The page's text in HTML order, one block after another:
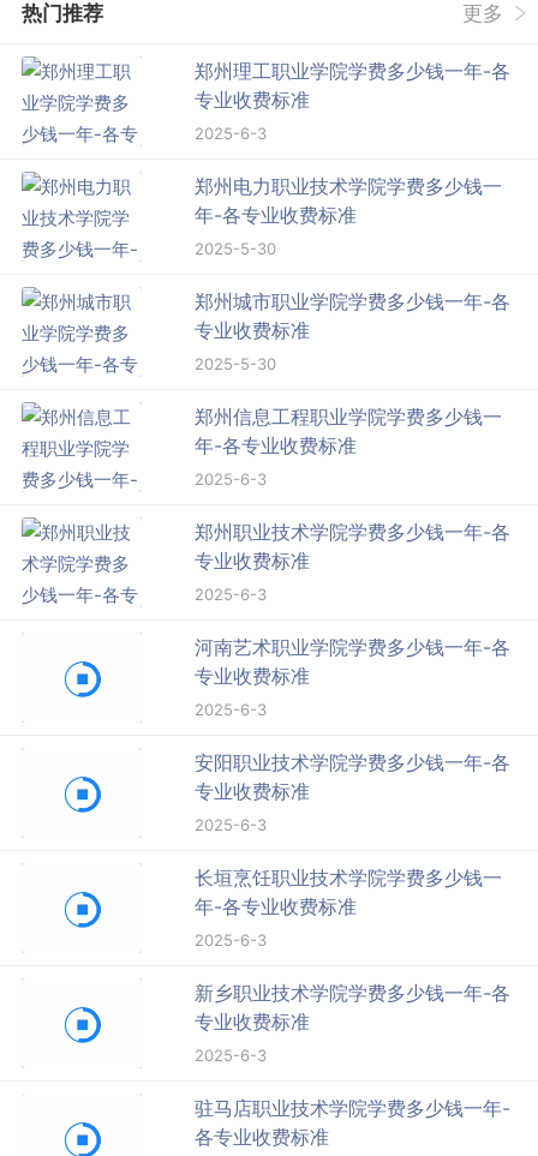
热门推荐 更多
郑州理工职业学院学费多少钱一年-各
专业收费标准
2025-6-3
郑州电力职业技术学院学费多少钱一
年-各专业收费标准
2025-5-30
郑州城市职业学院学费多少钱一年-各
专业收费标准
2025-5-30
郑州信息工程职业学院学费多少钱一
年-各专业收费标准
2025-6-3
郑州职业技术学院学费多少钱一年-各
专业收费标准
2025-6-3
河南艺术职业学院学费多少钱一年-各
专业收费标准
2025-6-3
安阳职业技术学院学费多少钱一年-各
专业收费标准
2025-6-3
长垣烹饪职业技术学院学费多少钱一
年-各专业收费标准
2025-6-3
新乡职业技术学院学费多少钱一年-各
专业收费标准
2025-6-3
驻马店职业技术学院学费多少钱一年-
各专业收费标准